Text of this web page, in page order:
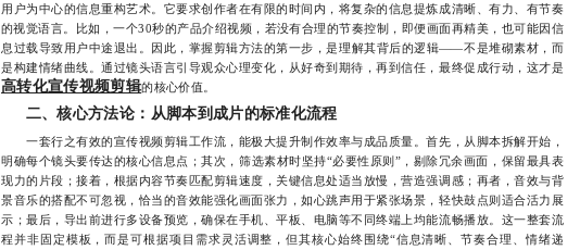
用户为中心的信息重构艺术。它要求创作者在有限的时间内，将复杂的信息提炼成清晰、有力、有节奏
的视觉语言。比如，一个30秒的产品介绍视频，若没有合理的节奏控制，即便画面再精美，也可能因信
息过载导致用户中途退出。因此，掌握剪辑方法的第一步，是理解其背后的逻辑——不是堆砌素材，而
是构建情绪曲线。通过镜头语言引导观众心理变化，从好奇到期待，再到信任，最终促成行动，这才是
高转化宣传视频剪辑的核心价值。
二、核心方法论：从脚本到成片的标准化流程
一套行之有效的宣传视频剪辑工作流，能极大提升制作效率与成品质量。首先，从脚本拆解开始，
明确每个镜头要传达的核心信息点；其次，筛选素材时坚持“必要性原则”，剔除冗余画面，保留最具表
现力的片段；接着，根据内容节奏匹配剪辑速度，关键信息处适当放慢，营造强调感；再者，音效与背
景音乐的搭配不可忽视，恰当的音效能强化画面张力，如心跳声用于紧张场景，轻快鼓点则适合活力展
示；最后，导出前进行多设备预览，确保在手机、平板、电脑等不同终端上均能流畅播放。这一整套流
程并非固定模板，而是可根据项目需求灵活调整，但其核心始终围绕“信息清晰、节奏合理、情绪递